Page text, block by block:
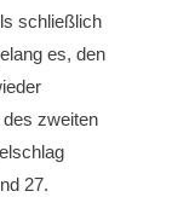
schließlich
es, den
zweiten
27.